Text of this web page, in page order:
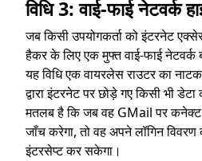
विधि 3: वाई-फाई नेटवर्क
जब किसी उपयोगकर्ता को इंटरनेट
हैकर के लिए एक मुफ्त वाई-फाई नेटवर्क
यह विधि एक वायरलेस राउटर का
द्वारा इंटरनेट पर छोड़े गए किसी भी
मतलब है कि जब वह GMail पर
जाँच करेगा, तो वह अपने लॉगिन
इंटरसेप्ट कर सकेगा।